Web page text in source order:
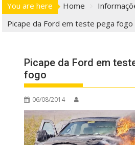
You are here Home
Picape da Ford em teste pega fogo
Picape da Ford em
fogo
06/08/2014